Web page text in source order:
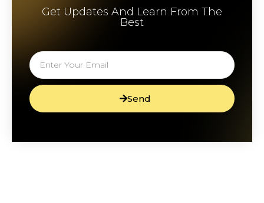
Get Updates And Learn From The
Best
Send